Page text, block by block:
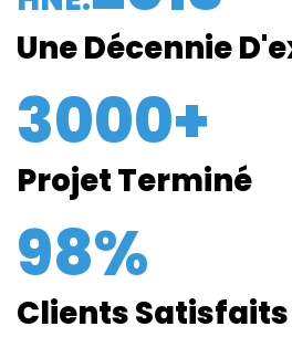
Une Décennie
3000+
Projet Terminé
98%
Clients Satisfaits